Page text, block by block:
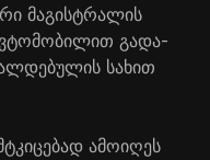
მა­გის­ტრა­ლის
გა­და­
სა­ხით
ამო­ი­ღეს